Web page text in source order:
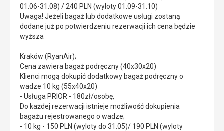
01.06-31.08) / 240 PLN (wyloty 01.09-31.10)
Uwaga! Jeżeli bagaż lub dodatkowe usługi zostaną
dodane już po potwierdzeniu rezerwacji ich cena będzie
wyższa
Kraków (RyanAir);
Cena zawiera bagaż podręczny (40x30x20)
Klienci mogą dokupić dodatkowy bagaż podręczny o
wadze 10 kg (55x40x20)
- Usługa PRIOR - 180zł/osobę,
Do każdej rezerwacji istnieje możliwość dokupienia
bagażu rejestrowanego o wadze;
- 10 kg - 150 PLN (wyloty do 31.05)/ 190 PLN (wyloty